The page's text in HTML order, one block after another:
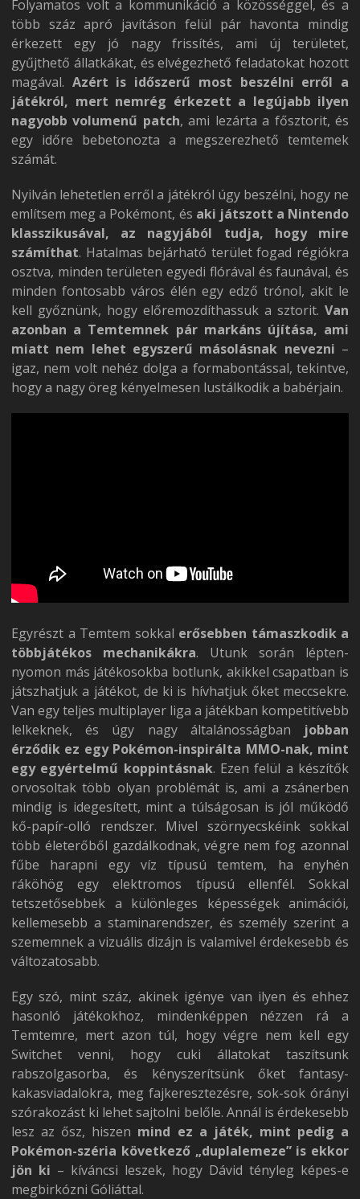
Folyamatos volt a kommunikáció a közösséggel, és a
több száz apró javításon felül pár havonta mindig
érkezett egy jó nagy frissítés, ami új területet,
gyűjthető állatkákat, és elvégezhető feladatokat hozott
magával. Azért is időszerű most beszélni erről a
játékról, mert nemrég érkezett a legújabb ilyen
nagyobb volumenű patch, ami lezárta a fősztorit, és
egy időre bebetonozta a megszerezhető temtemek
számát.
Nyilván lehetetlen erről a játékról úgy beszélni, hogy ne
említsem meg a Pokémont, és aki játszott a Nintendo
klasszikusával, az nagyjából tudja, hogy mire
számíthat. Hatalmas bejárható terület fogad régiókra
osztva, minden területen egyedi flórával és faunával, és
minden fontosabb város élén egy edző trónol, akit le
kell győznünk, hogy előremozdíthassuk a sztorit. Van
azonban a Temtemnek pár markáns újítása, ami
miatt nem lehet egyszerű másolásnak nevezni –
igaz, nem volt nehéz dolga a formabontással, tekintve,
hogy a nagy öreg kényelmesen lustálkodik a babérjain.
Egyrészt a Temtem sokkal erősebben támaszkodik a
többjátékos mechanikákra. Utunk során lépten-
nyomon más játékosokba botlunk, akikkel csapatban is
játszhatjuk a játékot, de ki is hívhatjuk őket meccsekre.
Van egy teljes multiplayer liga a játékban kompetitívebb
lelkeknek, és úgy nagy általánosságban jobban
érződik ez egy Pokémon-inspirálta MMO-nak, mint
egy egyértelmű koppintásnak. Ezen felül a készítők
orvosoltak több olyan problémát is, ami a zsánerben
mindig is idegesített, mint a túlságosan is jól működő
kő-papír-olló rendszer. Mivel szörnyecskéink sokkal
több életerőből gazdálkodnak, végre nem fog azonnal
fűbe harapni egy víz típusú temtem, ha enyhén
ráköhög egy elektromos típusú ellenfél. Sokkal
tetszetősebbek a különleges képességek animációi,
kellemesebb a staminarendszer, és személy szerint a
szememnek a vizuális dizájn is valamivel érdekesebb és
változatosabb.
Egy szó, mint száz, akinek igénye van ilyen és ehhez
hasonló játékokhoz, mindenképpen nézzen rá a
Temtemre, mert azon túl, hogy végre nem kell egy
Switchet venni, hogy cuki állatokat taszítsunk
rabszolgasorba, és kényszerítsünk őket fantasy-
kakasviadalokra, meg fajkeresztezésre, sok-sok órányi
szórakozást ki lehet sajtolni belőle. Annál is érdekesebb
lesz az ősz, hiszen mind ez a játék, mint pedig a
Pokémon-széria következő „duplalemeze” is ekkor
jön ki – kíváncsi leszek, hogy Dávid tényleg képes-e
megbirkózni Góliáttal.